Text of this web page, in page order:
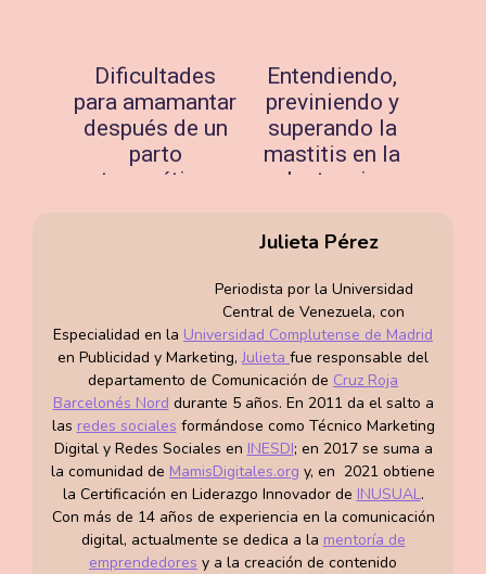
Dificultades
para amamantar
después de un
parto
traumático
Entendiendo,
previniendo y
superando la
mastitis en la
lactancia
2023
Julieta Pérez
Periodista por la Universidad
Central de Venezuela, con
Especialidad en la Universidad Complutense de Madrid
en Publicidad y Marketing,Julieta fue responsable del
departamento de Comunicación de Cruz Roja
Barcelonés Nord durante 5 años. En 2011 da el salto a
las redes sociales formándose como Técnico Marketing
Digital y Redes Sociales en INESDI; en 2017 se suma a
la comunidad de MamisDigitales.org y, en 2021 obtiene
la Certificación en Liderazgo Innovador de INUSUAL.
Con más de 14 años de experiencia en la comunicación
digital, actualmente se dedica a la mentoría de
emprendedores y a la creación de contenido